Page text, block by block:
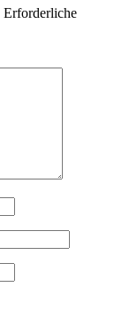
Erforderliche